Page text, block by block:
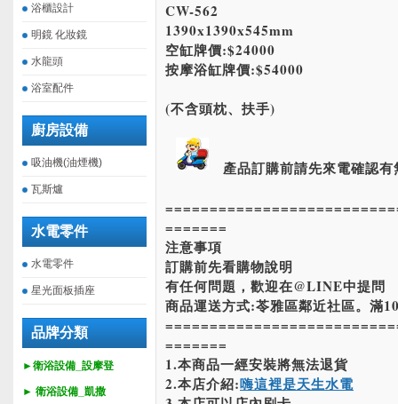
浴櫃設計
明鏡 化妝鏡
水龍頭
浴室配件
廚房設備
吸油機(油煙機)
瓦斯爐
水電零件
水電零件
星光面板插座
品牌分類
►衛浴設備_設摩登
► 衛浴設備_ 凱撒
CW-562
1390x1390x545mm
空缸牌價:$24000
按摩浴缸牌價:$54000
(不含頭枕、扶手)
產品訂購前請先來電確認有
=======
注意事項
訂購前先看購物說明
有任何問題，歡迎在@LINE中提問
商品運送方式:苓雅區鄰近社區。滿
=======
1.本商品一經安裝將無法退貨
2.本店介紹:嗨這裡是天生水電